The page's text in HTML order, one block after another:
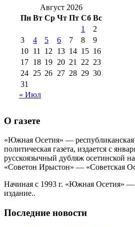
2016 г(12) №99 8 июля
августа 2012 г(11)
августа 2013 г
(12)
Август 2026
Пн Вт Ср Чт Пт Сб Вс
1
2
3
4 5 6 7 8
9
10 11 12 13 14 15 16
17 18 19 20 21 22 23
24 25 26 27 28 29 30
31
« Июл
О газете
«Южная Осетия» —
политическая газета, издается с
русскоязычный дубляж осетинской
«Советон Ирыстон» — «Советская
Начиная с 1993 г. «Южная Осетия» —
издание..
Последние новости